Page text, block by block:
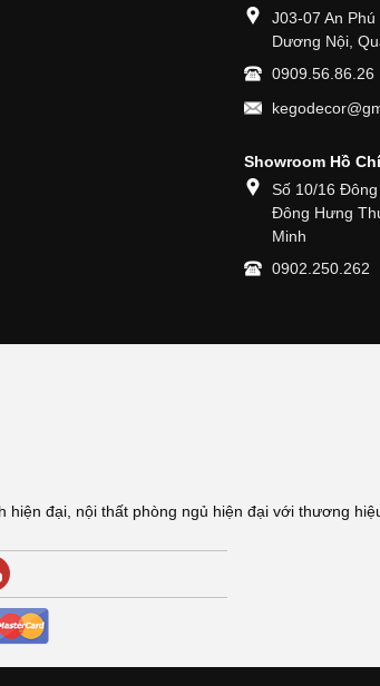
J03-07 An
Dương Nội,
0909.56.86.26
Showroom Hồ
Số 10/16
Đông Hưng
Minh
0902.250.262
đại, nội thất phòng ngủ hiện đại với thương